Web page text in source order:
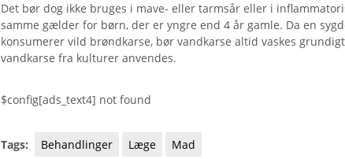
Det bør dog ikke bruges i mave- eller tarmsår eller i
samme gælder for børn, der er yngre end 4 år gamle. Da en
konsumerer vild brøndkarse, bør vandkarse altid vaskes
vandkarse fra kulturer anvendes.
$config[ads_text4] not found
Tags: Behandlinger Læge Mad